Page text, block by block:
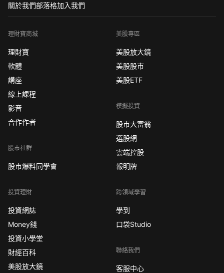
關於我們部落格加入我們
理財寶商城
理財寶
軟體
講座
線上課程
影音
合作作者
股市社群
股市爆料同學會
投資理財
投資網誌
Money錢
投資小學堂
財經百科
美股放大鏡
美股專區
美股放大鏡
美股股市
美股ETF
模擬投資
股市大富翁
選股網
雲端控股
報明牌
跨領域學習
學到
口袋Studio
聯絡我們
客服中心